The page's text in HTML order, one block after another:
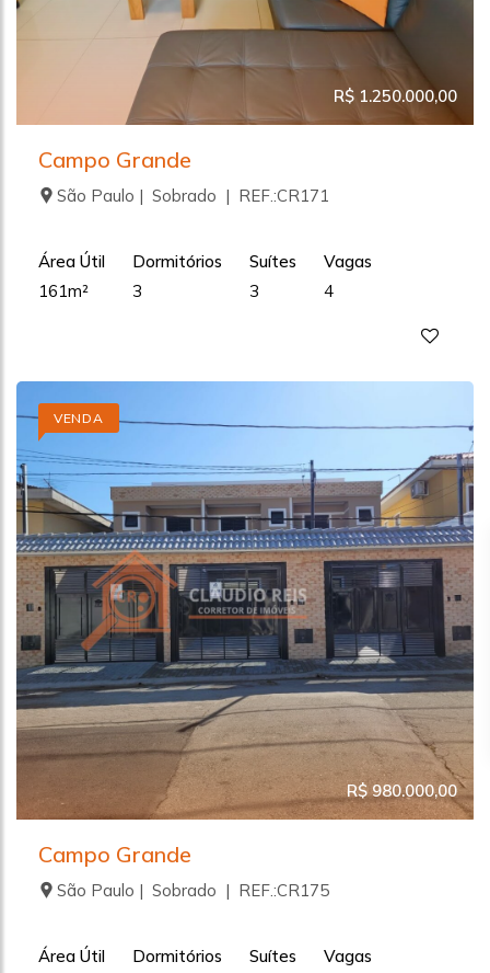
R$ 1.250.000,00
Campo Grande
São Paulo | Sobrado | REF.:CR171
Área Útil
161m²
Dormitórios
3
Suítes
3
Vagas
4
VENDA
R$ 980.000,00
Campo Grande
São Paulo | Sobrado | REF.:CR175
Área Útil
Dormitórios
Suítes
Vagas